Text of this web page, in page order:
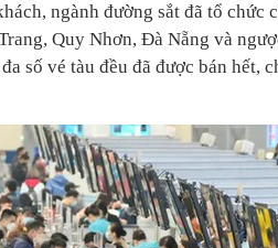
ngành đường sắt đã tổ chức
Quy Nhơn, Đà Nẵng và
số vé tàu đều đã được bán hết,